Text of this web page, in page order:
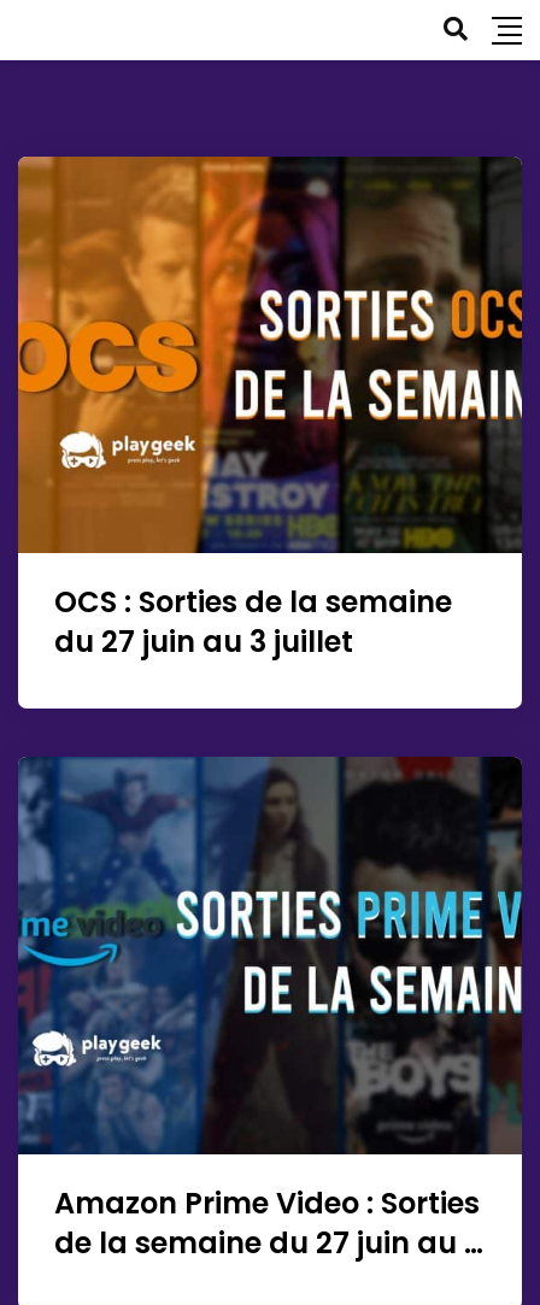
OCS : Sorties de la semaine
du 27 juin au 3 juillet
Amazon Prime Video : Sorties
de la semaine du 27 juin au 3